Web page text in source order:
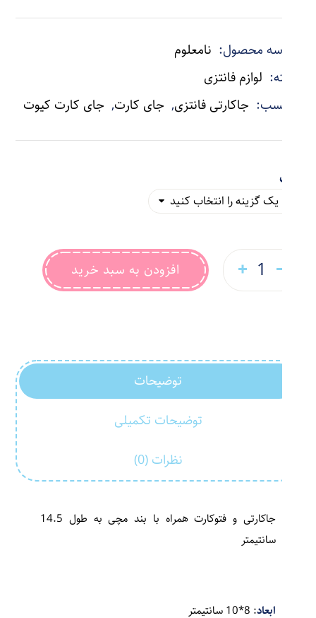
شناسه محصول: نامعلوم
دسته: لوازم فانتزی
برچسب: جاکارتی فانتزی, جای کارت, جای کارت کیوت
رنگ
افزودن به سبد خرید
توضیحات
توضیحات تکمیلی
نظرات (0)
جاکارتی و فتوکارت همراه با بند مچی به طول 14.5
سانتیمتر
ابعاد: 8*10 سانتیمتر